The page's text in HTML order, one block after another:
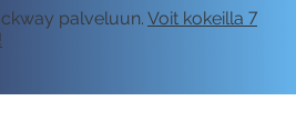
palveluun. Voit kokeilla 7